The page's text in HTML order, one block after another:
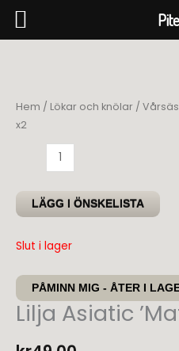
Hem / Lökar och knölar /
x2
Asiatic
'Matrix'
x2
LÄGG I ÖNSKELISTA
Slut i lager
PÅMINN MIG - ÅTER I
Lilja Asiatic